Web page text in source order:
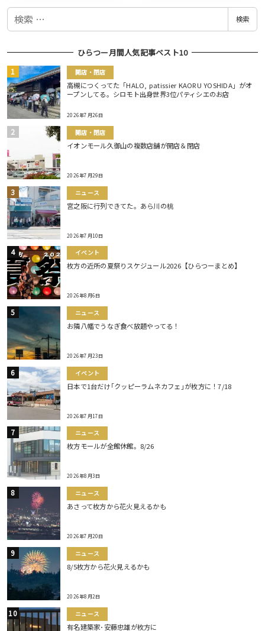
検
検索
ひらつー月間人気記事ベスト10
開店・閉店
高槻につくってた「HALO, patissier KAORU YOSHIDA」がオ
ープンしてる。シロモト出身世界3位パティシエのお店
2026年7月26日
開店・閉店
イオンモール久御山の複数店舗が開店＆閉店
2026年7月29日
ニュース
宮之阪に行列できてた。あら川の桃
2026年7月10日
イベント
枚方の近所の夏祭りスケジュール2026【ひらつーまとめ】
2026年8月6日
ニュース
お隣八幡でうなぎ食べ放題やってる！
2026年7月23日
イベント
日本で1台だけ｢クッピーラムネカフェ｣が枚方に！7/18
2026年7月17日
ニュース
枚方モールが全館休館。8/26
2026年8月3日
ニュース
あさって枚方から花火見えるかも
2026年7月20日
ニュース
8/5枚方から花火見えるかも
2026年8月2日
ニュース
有名建築家･安藤忠雄が枚方に